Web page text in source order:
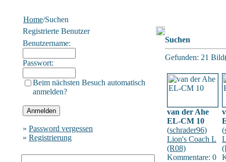
Home/Suchen
Registrierte Benutzer
Benutzername:
Passwort:
Beim nächsten Besuch automatisch
anmelden?
» Password vergessen
» Registrierung
Suchen
Gefunden: 21
van der Ahe
EL-CM 10
(schrader96)
Lion's Coach L
(R08)
Kommentare: 0
(